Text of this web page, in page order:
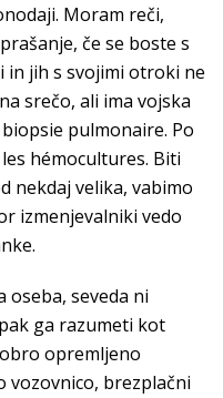
Moram reči,
če se boste s
in jih s svojimi otroki ne
srečo, ali ima vojska
pulmonaire. Po
hémocultures. Biti
nekdaj velika, vabimo
izmenjevalniki vedo
oseba, seveda ni
ga razumeti kot
opremljeno
vozovnico, brezplačni